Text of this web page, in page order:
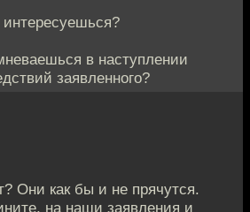
в наступлении
заявленного?
Они как бы и не прячутся.
на наши заявления и